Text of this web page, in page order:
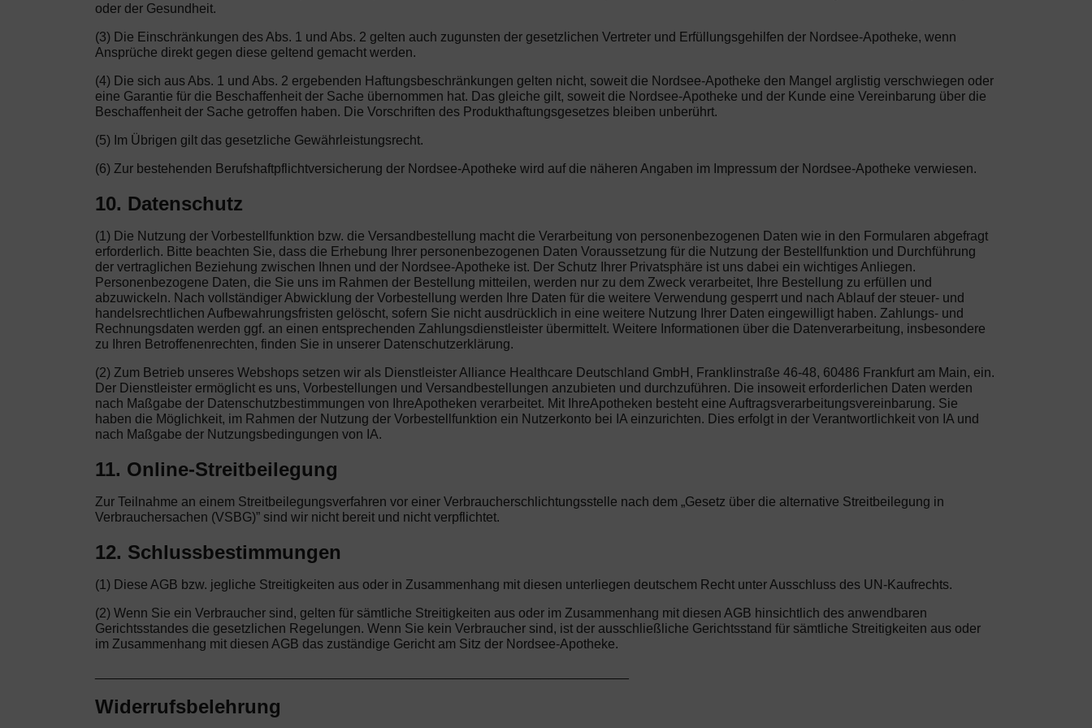
oder der Gesundheit.
(3) Die Einschränkungen des Abs. 1 und Abs. 2 gelten auch zugunsten der gesetzlichen Vertreter und Erfüllungsgehilfen der Nordsee-Apotheke, wenn
Ansprüche direkt gegen diese geltend gemacht werden.
(4) Die sich aus Abs. 1 und Abs. 2 ergebenden Haftungsbeschränkungen gelten nicht, soweit die Nordsee-Apotheke den Mangel arglistig verschwiegen oder
eine Garantie für die Beschaffenheit der Sache übernommen hat. Das gleiche gilt, soweit die Nordsee-Apotheke und der Kunde eine Vereinbarung über die
Beschaffenheit der Sache getroffen haben. Die Vorschriften des Produkthaftungsgesetzes bleiben unberührt.
(5) Im Übrigen gilt das gesetzliche Gewährleistungsrecht.
(6) Zur bestehenden Berufshaftpflichtversicherung der Nordsee-Apotheke wird auf die näheren Angaben im Impressum der Nordsee-Apotheke verwiesen.
10. Datenschutz
(1) Die Nutzung der Vorbestellfunktion bzw. die Versandbestellung macht die Verarbeitung von personenbezogenen Daten wie in den Formularen abgefragt
erforderlich. Bitte beachten Sie, dass die Erhebung Ihrer personenbezogenen Daten Voraussetzung für die Nutzung der Bestellfunktion und Durchführung
der vertraglichen Beziehung zwischen Ihnen und der Nordsee-Apotheke ist. Der Schutz Ihrer Privatsphäre ist uns dabei ein wichtiges Anliegen.
Personenbezogene Daten, die Sie uns im Rahmen der Bestellung mitteilen, werden nur zu dem Zweck verarbeitet, Ihre Bestellung zu erfüllen und
abzuwickeln. Nach vollständiger Abwicklung der Vorbestellung werden Ihre Daten für die weitere Verwendung gesperrt und nach Ablauf der steuer- und
handelsrechtlichen Aufbewahrungsfristen gelöscht, sofern Sie nicht ausdrücklich in eine weitere Nutzung Ihrer Daten eingewilligt haben. Zahlungs- und
Rechnungsdaten werden ggf. an einen entsprechenden Zahlungsdienstleister übermittelt. Weitere Informationen über die Datenverarbeitung, insbesondere
zu Ihren Betroffenenrechten, finden Sie in unserer Datenschutzerklärung.
(2) Zum Betrieb unseres Webshops setzen wir als Dienstleister Alliance Healthcare Deutschland GmbH, Franklinstraße 46-48, 60486 Frankfurt am Main, ein.
Der Dienstleister ermöglicht es uns, Vorbestellungen und Versandbestellungen anzubieten und durchzuführen. Die insoweit erforderlichen Daten werden
nach Maßgabe der Datenschutzbestimmungen von IhreApotheken verarbeitet. Mit IhreApotheken besteht eine Auftragsverarbeitungsvereinbarung. Sie
haben die Möglichkeit, im Rahmen der Nutzung der Vorbestellfunktion ein Nutzerkonto bei IA einzurichten. Dies erfolgt in der Verantwortlichkeit von IA und
nach Maßgabe der Nutzungsbedingungen von IA.
11. Online-Streitbeilegung
Zur Teilnahme an einem Streitbeilegungsverfahren vor einer Verbraucherschlichtungsstelle nach dem „Gesetz über die alternative Streitbeilegung in
Verbrauchersachen (VSBG)” sind wir nicht bereit und nicht verpflichtet.
12. Schlussbestimmungen
(1) Diese AGB bzw. jegliche Streitigkeiten aus oder in Zusammenhang mit diesen unterliegen deutschem Recht unter Ausschluss des UN-Kaufrechts.
(2) Wenn Sie ein Verbraucher sind, gelten für sämtliche Streitigkeiten aus oder im Zusammenhang mit diesen AGB hinsichtlich des anwendbaren
Gerichtsstandes die gesetzlichen Regelungen. Wenn Sie kein Verbraucher sind, ist der ausschließliche Gerichtsstand für sämtliche Streitigkeiten aus oder
im Zusammenhang mit diesen AGB das zuständige Gericht am Sitz der Nordsee-Apotheke.
Widerrufsbelehrung